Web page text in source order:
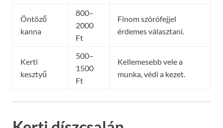
Öntöző
kanna
800–
2000
Ft
Finom szórófejjel
érdemes választani.
Kerti
kesztyű
500–
1500
Ft
Kellemesebb vele a
munka, védi a kezet.